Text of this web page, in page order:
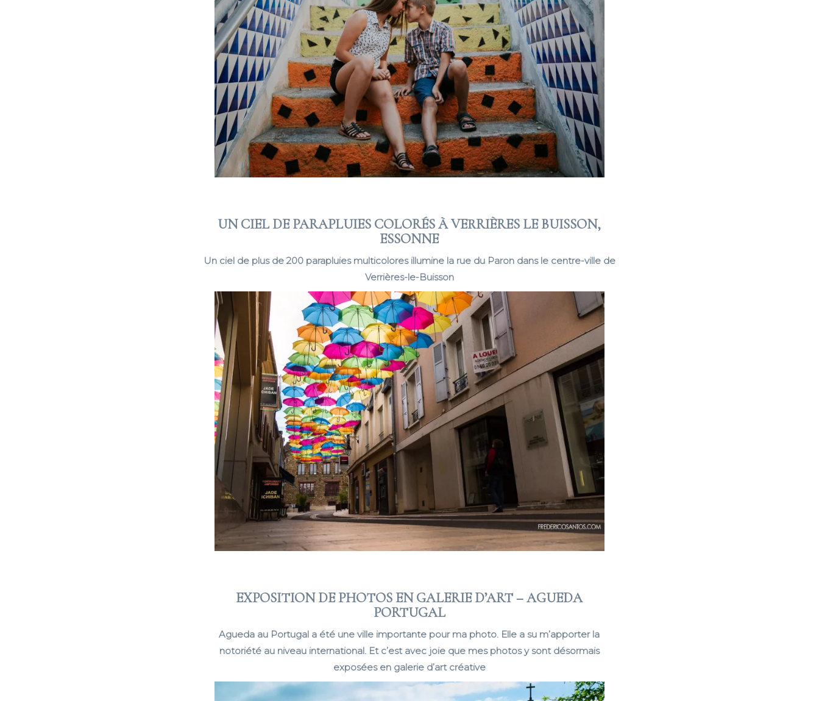
UN CIEL DE PARAPLUIES COLORÉS À VERRIÈRES LE BUISSON,
ESSONNE
Un ciel de plus de 200 parapluies multicolores illumine la rue du Paron dans le centre-ville de
Verrières-le-Buisson
EXPOSITION DE PHOTOS EN GALERIE D’ART – AGUEDA
PORTUGAL
Agueda au Portugal a été une ville importante pour ma photo. Elle a su m’apporter la
notoriété au niveau international. Et c’est avec joie que mes photos y sont désormais
exposées en galerie d’art créative